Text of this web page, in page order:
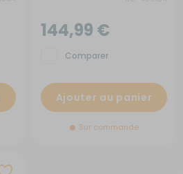
144,99 €
Comparer
Ajouter au panier
Sur commande